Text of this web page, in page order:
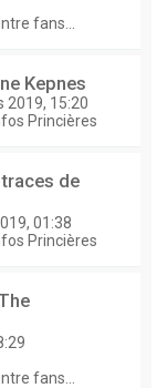
fans...
Kepnes
2019, 15:20
Princières
de
01:38
Princières
fans...